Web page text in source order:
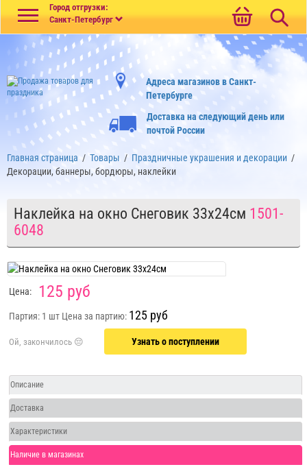
Город отгрузки:
Санкт-Петербург
Адреса магазинов в Санкт-
Петербурге
Доставка на следующий день или
почтой России
Главная страница / Товары / Праздничные украшения и декорации /
Декорации, баннеры, бордюры, наклейки
Наклейка на окно Снеговик 33х24см 1501-
6048
Цена: 125 руб
Партия: 1 шт Цена за партию: 125 руб
Узнать о поступлении
Описание
Доставка
Характеристики
Наличие в магазинах